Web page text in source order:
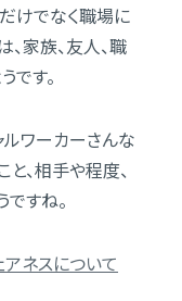
けでなく職場に
家族、友人、職
です。
ワーカーさんな
、相手や程度、
すね。
アネスについて